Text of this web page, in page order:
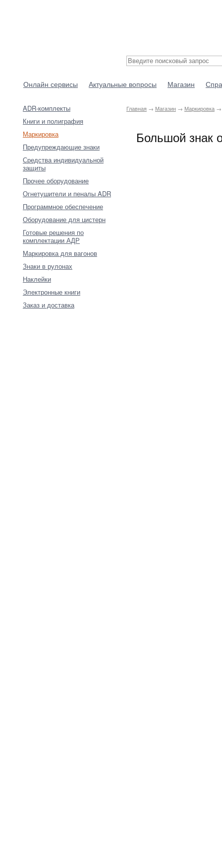
Онлайн сервисы Актуальные вопросы Магазин
ADR-комплекты
Книги и полиграфия
Маркировка
Предупреждающие знаки
Средства индивидуальной
защиты
Прочее оборудование
Огнетушители и пеналы ADR
Программное обеспечение
Оборудование для цистерн
Готовые решения по
комплектации АДР
Маркировка для вагонов
Знаки в рулонах
Наклейки
Электронные книги
Заказ и доставка
Главная → Магазин → Маркировка →
Большой знак